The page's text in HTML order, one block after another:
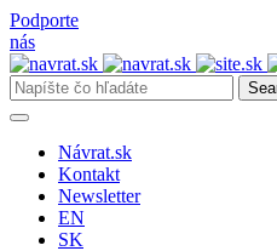
Podporte
nás
Návrat.sk
Kontakt
Newsletter
EN
SK